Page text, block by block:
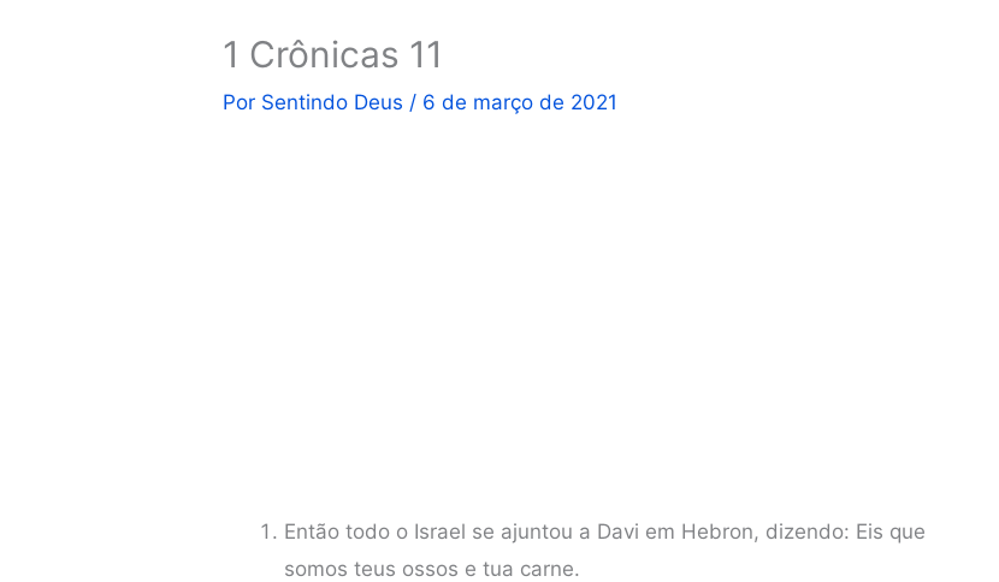
1 Crônicas 11
Por Sentindo Deus / 6 de março de 2021
Então todo o Israel se ajuntou a Davi em Hebron, dizendo: Eis que
somos teus ossos e tua carne.